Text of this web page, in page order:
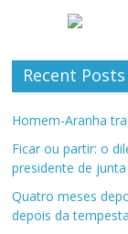
Recent Posts
Homem-Aranha
Ficar ou partir: o
presidente de
Quatro meses
depois da